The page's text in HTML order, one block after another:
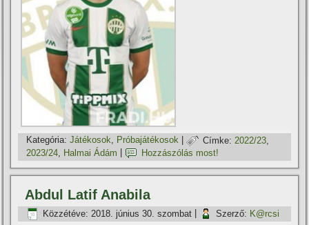
Kategória: Játékosok, Próbajátékosok | Címke: 2022/23
2023/24
Halmai Ádám Hozzászólás most!
Abdul Latif Anabila
Közzétéve: 2018. június 30. szombat Szerző: K@rcsi